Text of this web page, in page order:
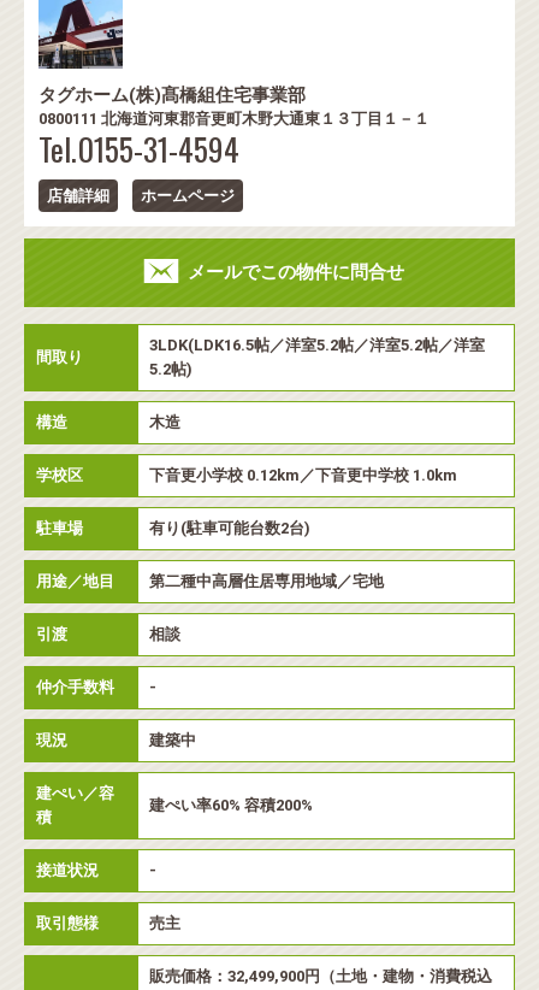
タグホーム(株)髙橋組住宅事業部
0800111 北海道河東郡音更町木野大通東１３丁目１－１
Tel.0155-31-4594
店舗詳細 ホームページ
メールでこの物件に問合せ
間取り
3LDK(LDK16.5帖／洋室5.2帖／洋室5.2帖／洋室
5.2帖)
構造 木造
学校区 下音更小学校 0.12km／下音更中学校 1.0km
駐車場 有り(駐車可能台数2台)
用途／地目 第二種中高層住居専用地域／宅地
引渡 相談
仲介手数料 -
現況 建築中
建ぺい／容
積
建ぺい率60% 容積200%
接道状況 -
取引態様 売主
販売価格：32,499,900円（土地・建物・消費税込